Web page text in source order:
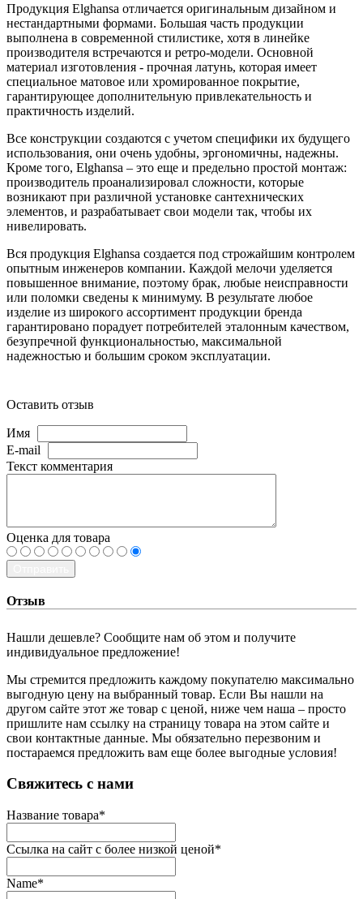
Продукция Elghansa отличается оригинальным дизайном и
нестандартными формами. Большая часть продукции
выполнена в современной стилистике, хотя в линейке
производителя встречаются и ретро-модели. Основной
материал изготовления - прочная латунь, которая имеет
специальное матовое или хромированное покрытие,
гарантирующее дополнительную привлекательность и
практичность изделий.
Все конструкции создаются с учетом специфики их будущего
использования, они очень удобны, эргономичны, надежны.
Кроме того, Elghansa – это еще и предельно простой монтаж:
производитель проанализировал сложности, которые
возникают при различной установке сантехнических
элементов, и разрабатывает свои модели так, чтобы их
нивелировать.
Вся продукция Elghansa создается под строжайшим контролем
опытным инженеров компании. Каждой мелочи уделяется
повышенное внимание, поэтому брак, любые неисправности
или поломки сведены к минимуму. В результате любое
изделие из широкого ассортимент продукции бренда
гарантировано порадует потребителей эталонным качеством,
безупречной функциональностью, максимальной
надежностью и большим сроком эксплуатации.
Оставить отзыв
Имя
E-mail
Текст комментария
Оценка для товара
Отзыв
Нашли дешевле? Сообщите нам об этом и получите
индивидуальное предложение!
Мы стремится предложить каждому покупателю максимально
выгодную цену на выбранный товар. Если Вы нашли на
другом сайте этот же товар с ценой, ниже чем наша – просто
пришлите нам ссылку на страницу товара на этом сайте и
свои контактные данные. Мы обязательно перезвоним и
постараемся предложить вам еще более выгодные условия!
­Свяжитесь с нами
Название товара*
Ссылка на сайт с более низкой ценой*
Name*